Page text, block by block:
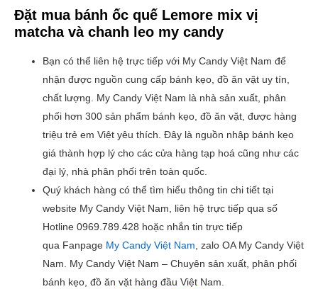
Đặt mua bánh ốc quế Lemore mix vị
matcha và chanh leo my candy
Bạn có thể liên hệ trực tiếp với My Candy Việt Nam để
nhận được nguồn cung cấp bánh kẹo, đồ ăn vặt uy tín,
chất lượng. My Candy Việt Nam là nhà sản xuất, phân
phối hơn 300 sản phẩm bánh kẹo, đồ ăn vặt, được hàng
triệu trẻ em Việt yêu thích. Đây là nguồn nhập bánh kẹo
giá thành hợp lý cho các cửa hàng tạp hoá cũng như các
đại lý, nhà phân phối trên toàn quốc.
Quý khách hàng có thể tìm hiểu thông tin chi tiết tại
website My Candy Việt Nam, liên hệ trực tiếp qua số
Hotline 0969.789.428 hoặc nhắn tin trực tiếp
qua Fanpage My Candy Việt Nam , zalo OA My Candy Việt
Nam. My Candy Việt Nam – Chuyên sản xuất, phân phối
bánh kẹo, đồ ăn vặt hàng đầu Việt Nam.